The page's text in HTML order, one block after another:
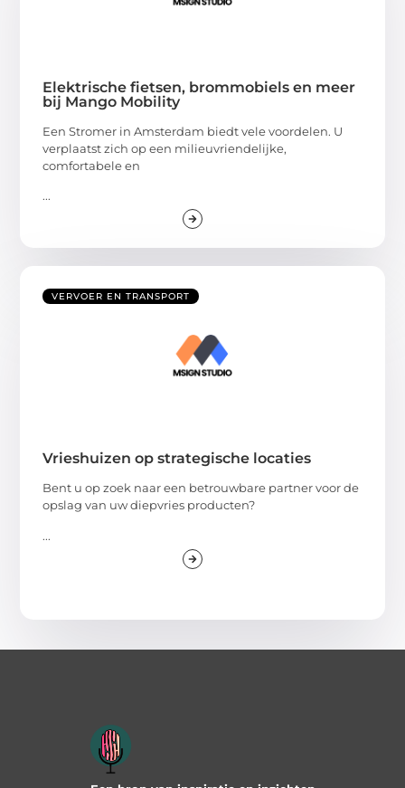
Elektrische fietsen, brommobiels en meer
bij Mango Mobility
Een Stromer in Amsterdam biedt vele voordelen. U
verplaatst zich op een milieuvriendelijke,
comfortabele en
...
VERVOER EN TRANSPORT
Vrieshuizen op strategische locaties
Bent u op zoek naar een betrouwbare partner voor de
opslag van uw diepvries producten?
...